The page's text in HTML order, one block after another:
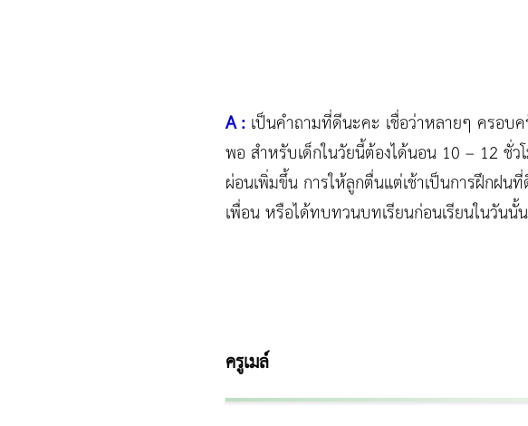
A : เป็นคำถามที่ดีนะคะ เชื่อว่าหลายๆ ครอบ
พอ สำหรับเด็กในวัยนี้ต้องได้นอน 10 – 12 ชั่ว
ผ่อนเพิ่มขึ้น การให้ลูกตื่นแต่เช้าเป็นการฝึกฝน
เพื่อน หรือได้ทบทวนบทเรียนก่อนเรียนในวันนั้
ครูเมล์